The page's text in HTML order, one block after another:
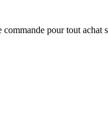
commande pour tout